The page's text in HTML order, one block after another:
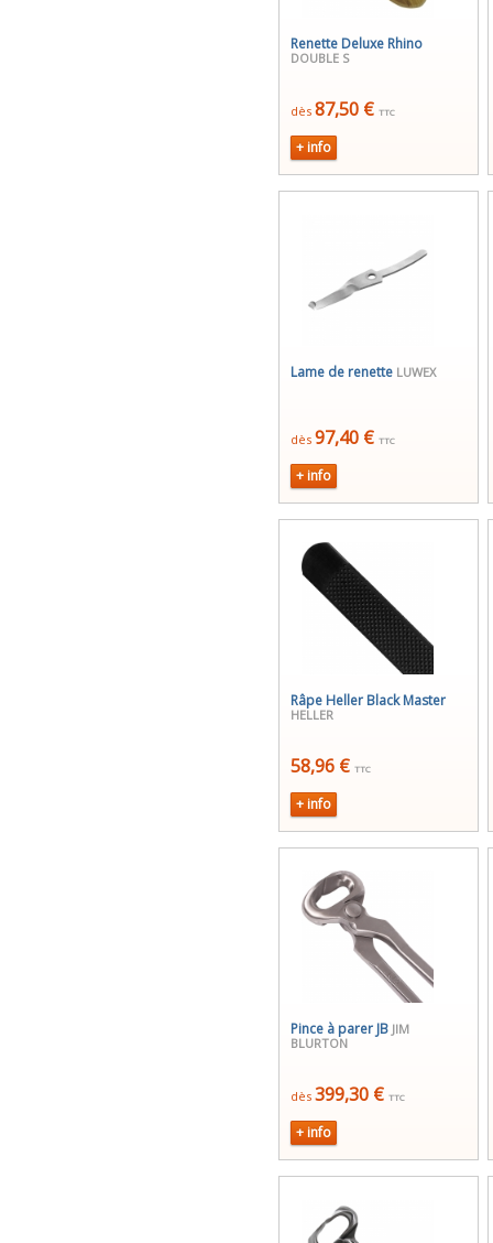
Renette Deluxe Rhino
DOUBLE S
dès 87,50 € TTC
+ info
Lame de renette LUWEX
dès 97,40 € TTC
+ info
Râpe Heller Black Master
HELLER
58,96 € TTC
+ info
Pince à parer JB JIM
BLURTON
dès 399,30 € TTC
+ info